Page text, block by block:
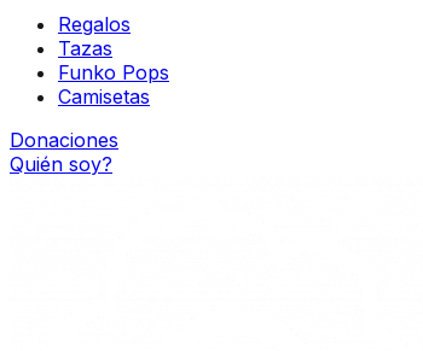
Regalos
Tazas
Funko Pops
Camisetas
Donaciones
Quién soy?